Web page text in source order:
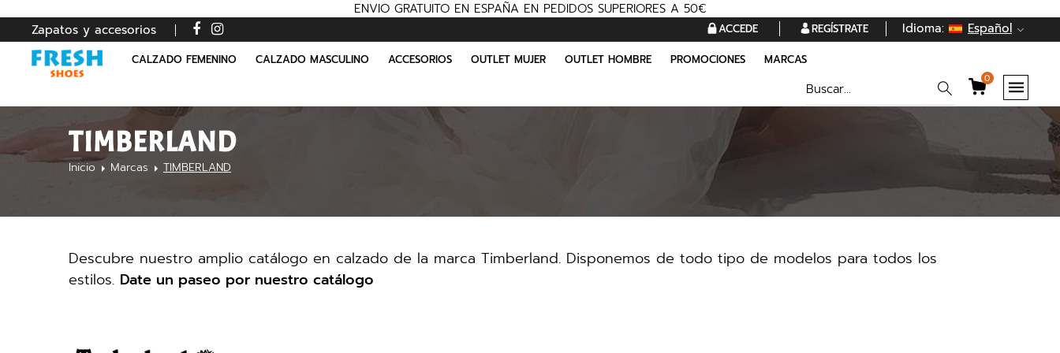
ENVIO GRATUITO EN ESPAÑA EN PEDIDOS SUPERIORES A 50€
Zapatos y accesorios
ACCEDE REGÍSTRATE Idioma: Español
CALZADO FEMENINO CALZADO MASCULINO ACCESORIOS OUTLET MUJER OUTLET HOMBRE PROMOCIONES MARCAS
0
TIMBERLAND
Inicio Marcas TIMBERLAND
Descubre nuestro amplio catálogo en calzado de la marca Timberland. Disponemos de todo tipo de modelos para todos los
estilos. Date un paseo por nuestro catálogo